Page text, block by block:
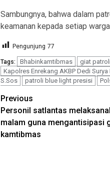
Sambungnya, bahwa dalam
keamanan kepada setiap
Pengunjung 77
Tags: Bhabinkamtibmas giat
Kapolres Enrekang AKBP Dedi Surya
S.Sos
patroli blue light presisi
Continue
Reading
Previous
Personil satlantas
malam guna mengantisipasi
kamtibmas